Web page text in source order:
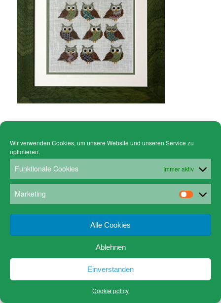
Wir verwenden Cookies, um unsere Website und unseren Service zu
optimieren.
Funktionale Cookies Immer aktiv
Marketing
Alle Cookies
Ablehnen
Einverstanden
Cookie policy
© Copyright - Gruen Stickgalerie -
Cookie policy (EU) Datenschutz
www.gruen-kunstrahmungen.com Impressum / Kontakt
Email Versandkosten